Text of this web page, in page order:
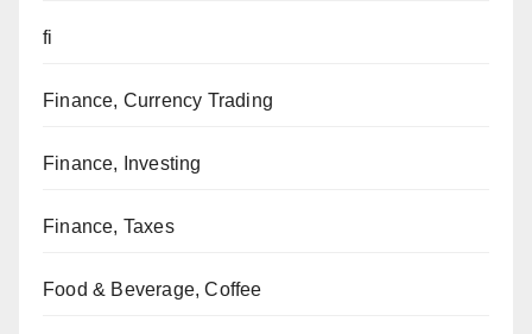
fi
Finance, Currency Trading
Finance, Investing
Finance, Taxes
Food & Beverage, Coffee